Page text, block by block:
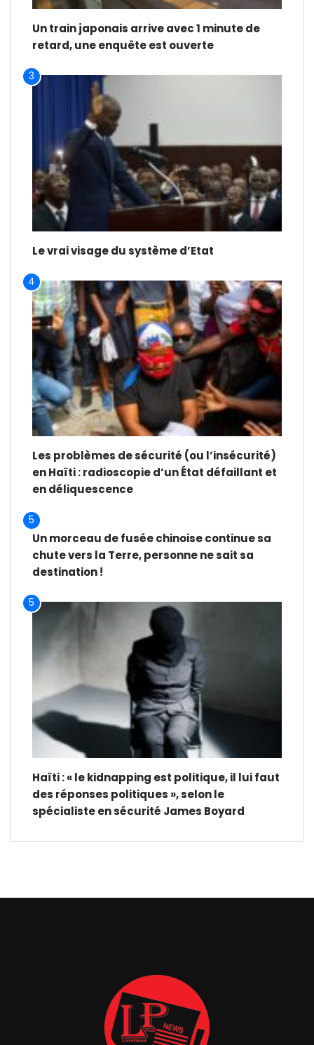
Un train japonais arrive avec 1 minute de
retard, une enquête est ouverte
3
Le vrai visage du système d’Etat
4
Les problèmes de sécurité (ou l’insécurité)
en Haïti : radioscopie d’un État défaillant et
en déliquescence
5
Un morceau de fusée chinoise continue sa
chute vers la Terre, personne ne sait sa
destination !
5
Haïti : « le kidnapping est politique, il lui faut
des réponses politiques », selon le
spécialiste en sécurité James Boyard